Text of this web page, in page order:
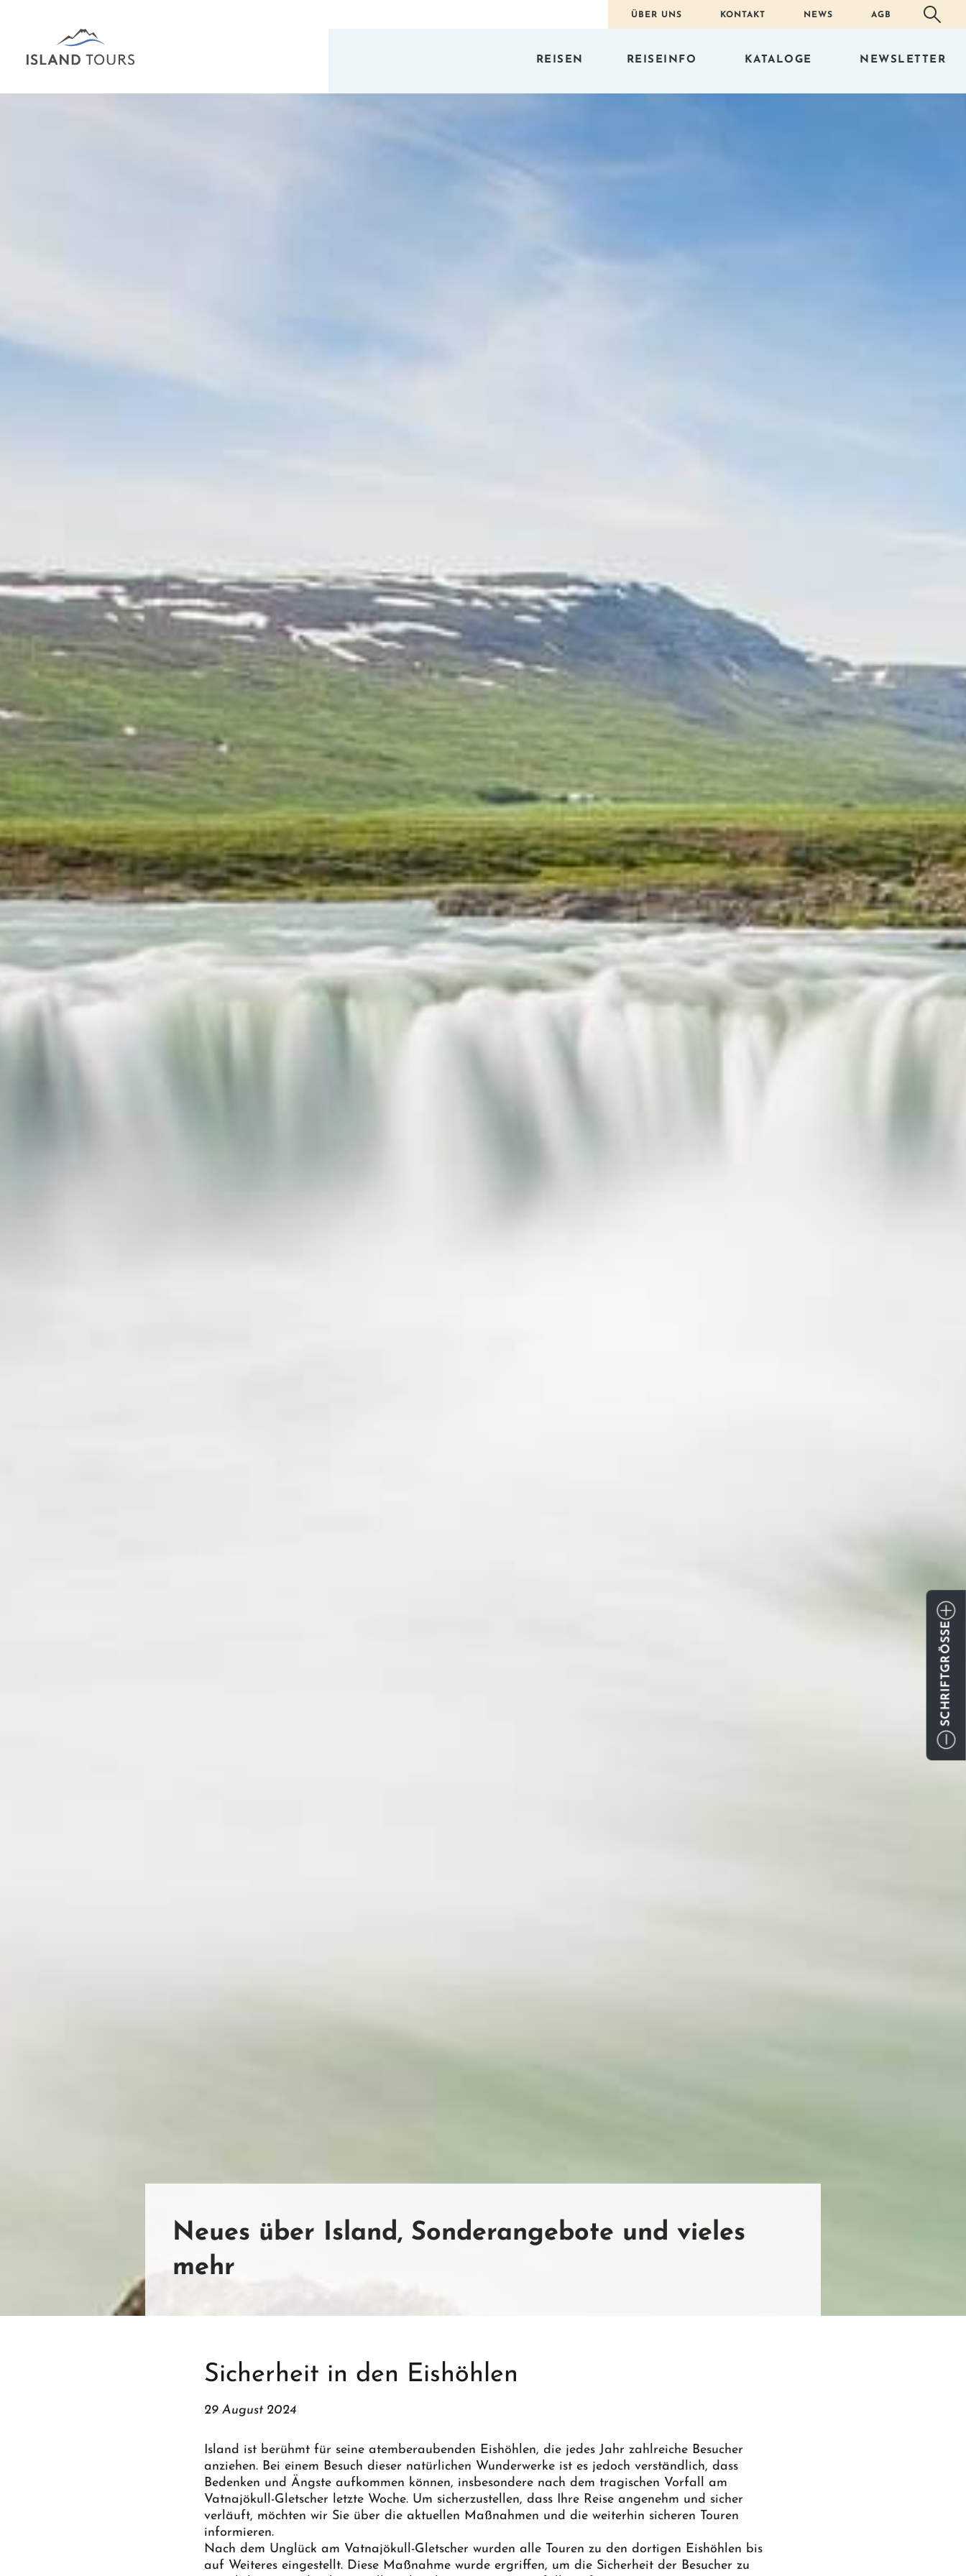
ÜBER UNS KONTAKT NEWS AGB
REISEN REISEINFO KATALOGE NEWSLETTER
Neues über Island, Sonderangebote und vieles
mehr
Sicherheit in den Eishöhlen
29 August 2024
Island ist berühmt für seine atemberaubenden Eishöhlen, die jedes Jahr zahlreiche Besucher
anziehen. Bei einem Besuch dieser natürlichen Wunderwerke ist es jedoch verständlich, dass
Bedenken und Ängste aufkommen können, insbesondere nach dem tragischen Vorfall am
Vatnajökull-Gletscher letzte Woche. Um sicherzustellen, dass Ihre Reise angenehm und sicher
verläuft, möchten wir Sie über die aktuellen Maßnahmen und die weiterhin sicheren Touren
informieren.
Nach dem Unglück am Vatnajökull-Gletscher wurden alle Touren zu den dortigen Eishöhlen bis
auf Weiteres eingestellt. Diese Maßnahme wurde ergriffen, um die Sicherheit der Besucher zu
SCHRIFTGRÖSSE